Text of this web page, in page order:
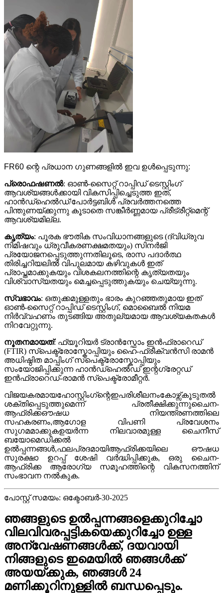
FR60 ന്റെ പ്രധാന ഗുണങ്ങളിൽ ഇവ ഉൾപ്പെടുന്നു:
പ്രൊഫഷണൽ: ഓൺ-സൈറ്റ് റാപ്പിഡ് ടെസ്റ്റിംഗ്
ആവശ്യങ്ങൾക്കായി വികസിപ്പിച്ചെടുത്ത ഇത്,
ഹാൻഡ്‌ഹെൽഡ്/പോർട്ടബിൾ പ്രവർത്തനത്തെ
പിന്തുണയ്ക്കുന്നു കൂടാതെ സങ്കീർണ്ണമായ പ്രീട്രീറ്റ്മെന്റ്
ആവശ്യമില്ല.
കൃത്യം: പൂരക ഭൗതിക സംവിധാനങ്ങളുടെ (ദ്വിധ്രുവ
നിമിഷവും ധ്രുവീകരണക്ഷമതയും) സിനർജി
പ്രയോജനപ്പെടുത്തുന്നതിലൂടെ, രാസ പദാർത്ഥ
തിരിച്ചറിയലിൽ വിപുലമായ കഴിവുകൾ ഇത്
പ്രാപ്തമാക്കുകയും വിശകലനത്തിന്റെ കൃത്യതയും
വിശ്വാസ്യതയും മെച്ചപ്പെടുത്തുകയും ചെയ്യുന്നു.
സ്വഭാവം: ഒതുക്കമുള്ളതും ഭാരം കുറഞ്ഞതുമായ ഇത്
ഓൺ-സൈറ്റ് റാപ്പിഡ് ടെസ്റ്റിംഗ്, മൊബൈൽ നിയമ
നിർവ്വഹണം തുടങ്ങിയ അതുല്യമായ ആവശ്യകതകൾ
നിറവേറ്റുന്നു.
നൂതനമായത്: ഫ്യൂറിയർ ട്രാൻസ്ഫോം ഇൻഫ്രാറെഡ്
(FTIR) സ്പെക്ട്രോസ്കോപ്പിയും ഹൈ-ഫ്രീക്വൻസി രാമൻ
അധിഷ്ഠിത മാപ്പിംഗ് സ്പെക്ട്രോസ്കോപ്പിയും
സംയോജിപ്പിക്കുന്ന ഹാൻഡ്‌ഹെൽഡ് ഇന്റഗ്രേറ്റഡ്
ഇൻഫ്രാറെഡ്-രാമൻ സ്പെക്ട്രോമീറ്റർ.
വിജയകരമായഹോസ്റ്റിംഗ്ന്റെഇപരിശീലനംകോഴ്സ്കൂടുതൽ
ശക്തിപ്പെടുത്തുമെന്ന് പ്രതീക്ഷിക്കുന്നുചൈന-
ആഫ്രിക്കഔഷധ നിയന്ത്രണത്തിലെ
സഹകരണം,ആഗോള വിപണി പ്രവേശനം
സുഗമമാക്കുകഉയർന്ന നിലവാരമുള്ള ചൈനീസ്
ബയോമെഡിക്കൽ
ഉൽപ്പന്നങ്ങൾ,ഫലപ്രദമായിആഫ്രിക്കയിലെ ഔഷധ
സുരക്ഷാ ഉറപ്പ് ശേഷി വർദ്ധിപ്പിക്കുക, ഒരു ചൈന-
ആഫ്രിക്ക ആരോഗ്യ സമൂഹത്തിന്റെ വികസനത്തിന്
സംഭാവന നൽകുക.
പോസ്റ്റ് സമയം: ഒക്ടോബർ-30-2025
ഞങ്ങളുടെ ഉൽപ്പന്നങ്ങളെക്കുറിച്ചോ
വിലവിവരപ്പട്ടികയെക്കുറിച്ചോ ഉള്ള
അന്വേഷണങ്ങൾക്ക്, ദയവായി
നിങ്ങളുടെ ഇമെയിൽ ഞങ്ങൾക്ക്
അയയ്ക്കുക, ഞങ്ങൾ 24
മണിക്കൂറിനുള്ളിൽ ബന്ധപ്പെടും.